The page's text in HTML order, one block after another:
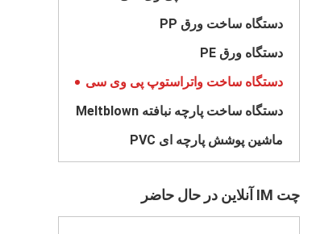
دستگاه ساخت ورق PP
دستگاه ورق PE
دستگاه ساخت واتراستوپ پی وی سی
دستگاه ساخت پارچه نبافته Meltblown
ماشین پوشش پارچه ای PVC
چت IM آنلاین در حال حاضر